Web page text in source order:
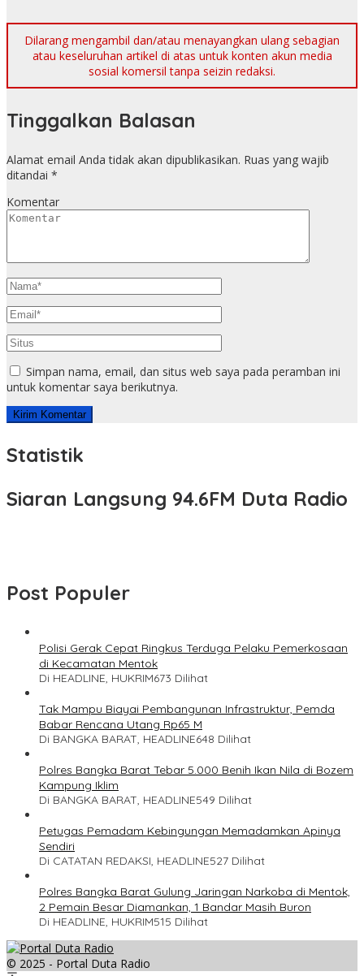
Dilarang mengambil dan/atau menayangkan ulang sebagian
atau keseluruhan artikel di atas untuk konten akun media
sosial komersil tanpa seizin redaksi.
Tinggalkan Balasan
Alamat email Anda tidak akan dipublikasikan. Ruas yang wajib
ditandai *
Komentar
Simpan nama, email, dan situs web saya pada peramban ini
untuk komentar saya berikutnya.
Statistik
Siaran Langsung 94.6FM Duta Radio
Post Populer
Polisi Gerak Cepat Ringkus Terduga Pelaku Pemerkosaan
di Kecamatan Mentok
Di HEADLINE, HUKRIM673 Dilihat
Tak Mampu Biayai Pembangunan Infrastruktur, Pemda
Babar Rencana Utang Rp65 M
Di BANGKA BARAT, HEADLINE648 Dilihat
Polres Bangka Barat Tebar 5.000 Benih Ikan Nila di Bozem
Kampung Iklim
Di BANGKA BARAT, HEADLINE549 Dilihat
Petugas Pemadam Kebingungan Memadamkan Apinya
Sendiri
Di CATATAN REDAKSI, HEADLINE527 Dilihat
Polres Bangka Barat Gulung Jaringan Narkoba di Mentok,
2 Pemain Besar Diamankan, 1 Bandar Masih Buron
Di HEADLINE, HUKRIM515 Dilihat
© 2025 - Portal Duta Radio